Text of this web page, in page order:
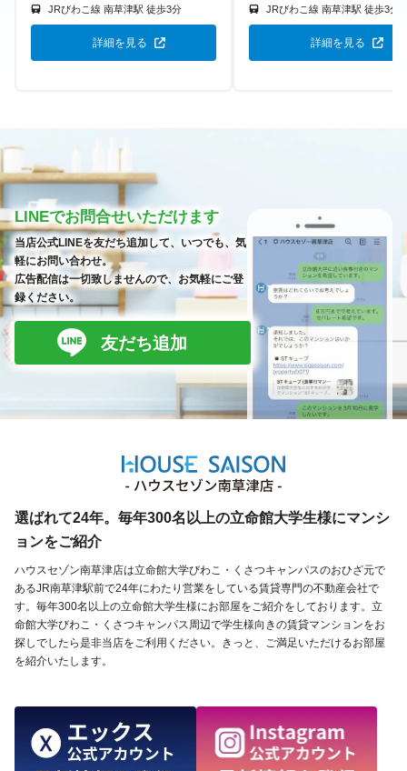
JRびわこ線 南草津駅 徒歩3分
詳細を見る
JRびわこ線 南草津駅 徒歩3分
詳細を見る
LINEでお問合せいただけます
当店公式LINEを友だち追加して、いつでも、気
軽にお問い合わせ。
広告配信は一切致しませんので、お気軽にご登
録ください。
友だち追加
選ばれて24年。毎年300名以上の立命館大学生様にマンシ
ョンをご紹介
ハウスセゾン南草津店は立命館大学びわこ・くさつキャンパスのおひざ元で
あるJR南草津駅前で24年にわたり営業をしている賃貸専門の不動産会社で
す。毎年300名以上の立命館大学生様にお部屋をご紹介をしております。立
命館大学びわこ・くさつキャンパス周辺で学生様向きの賃貸マンションをお
探しでしたら是非当店をご利用ください。きっと、ご満足いただけるお部屋
を紹介いたします。